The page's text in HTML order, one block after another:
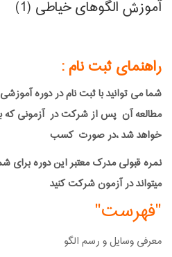
آموزش الگوهای خیاطی (1)
راهنمای ثبت نام :
شما می توانید با ثبت نام در دوره
مطالعه آن پس از شرکت در آزمونی که
خواهد شد ،در صورت کسب
نمره قبولی مدرک معتبر این دوره برای
میتواند در آزمون شرکت کنید
"فهرست"
معرفی وسایل و رسم الگو